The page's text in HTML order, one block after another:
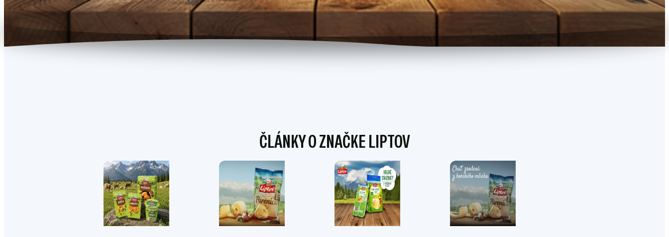
ČLÁNKY O ZNAČKE LIPTOV